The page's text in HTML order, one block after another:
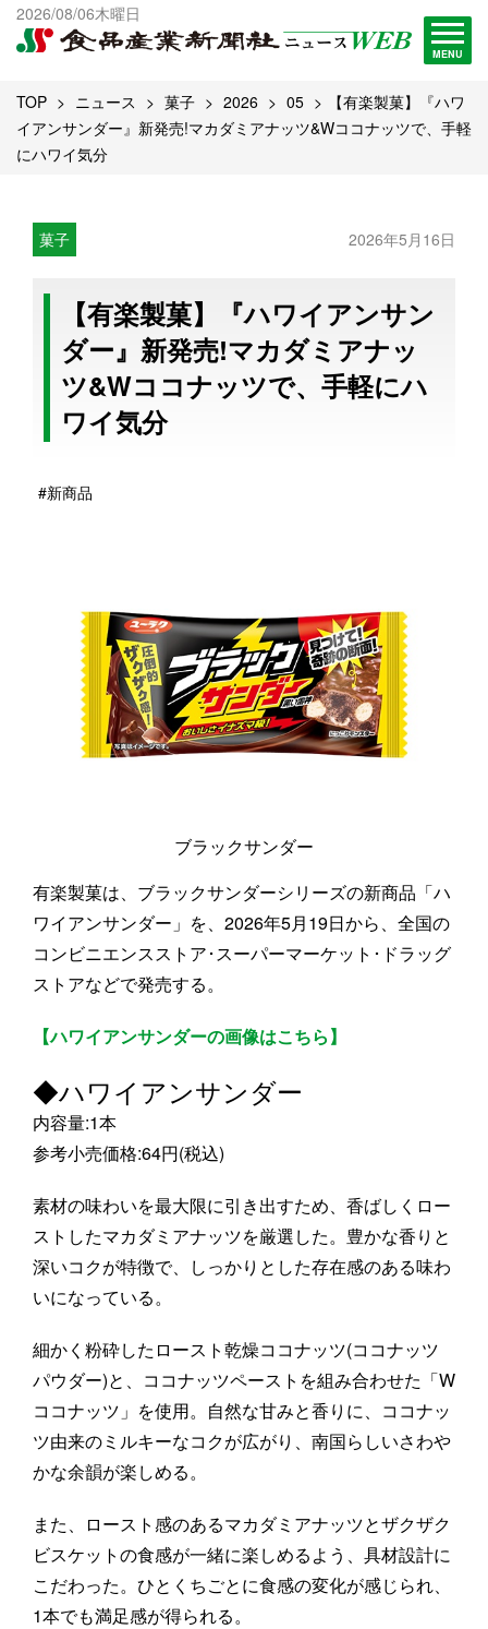
2026/08/06木曜日
MENU
出版物一覧へ
試読・購読申し込み
TOP ニュース 菓子 2026 05
【有楽製菓】『ハワ
イアンサンダー』新発売!マカダミアナッツ&Wココナッツで、手軽
にハワイ気分
菓子 2026年5月16日
【有楽製菓】『ハワイアンサン
ダー』新発売!マカダミアナッ
ツ&Wココナッツで、手軽にハ
ワイ気分
#新商品
ブラックサンダー
有楽製菓は、ブラックサンダーシリーズの新商品「ハ
ワイアンサンダー」を、2026年5月19日から、全国の
コンビニエンスストア･スーパーマーケット･ドラッグ
ストアなどで発売する。
【ハワイアンサンダーの画像はこちら】
◆ハワイアンサンダー
内容量:1本
参考小売価格:64円(税込)
素材の味わいを最大限に引き出すため、香ばしくロー
ストしたマカダミアナッツを厳選した。豊かな香りと
深いコクが特徴で、しっかりとした存在感のある味わ
いになっている。
細かく粉砕したロースト乾燥ココナッツ(ココナッツ
パウダー)と、ココナッツペーストを組み合わせた「W
ココナッツ」を使用。自然な甘みと香りに、ココナッ
ツ由来のミルキーなコクが広がり、南国らしいさわや
かな余韻が楽しめる。
また、ロースト感のあるマカダミアナッツとザクザク
ビスケットの食感が一緒に楽しめるよう、具材設計に
こだわった。ひとくちごとに食感の変化が感じられ、
1本でも満足感が得られる。